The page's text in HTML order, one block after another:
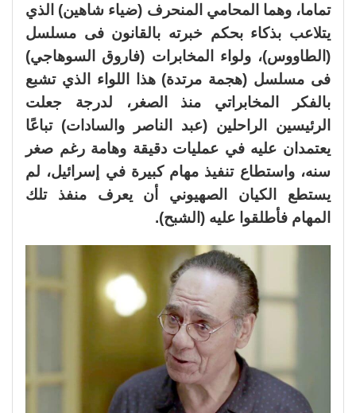
تماما، وهما المحامي المنحرف (ضياء شاهين) الذي
يتلاعب بذكاء بحكم خبرته بالقانون فى مسلسل
(الطاووس)، ولواء المخابرات (فاروق السوهاجي)
فى مسلسل (هجمة مرتدة) هذا اللواء الذي تشبع
بالفكر المخابراتي منذ الصغر، لدرجة جعلت
الرئيسين الراحلين (عبد الناصر والسادات) تباعًا
يعتمدان عليه في عمليات دقيقة وهامة رغم صغر
سنه، واستطاع تنفيذ مهام كبيرة في إسرائيل، لم
يستطع الكيان الصهيوني أن يعرف منفذ تلك
المهام فأطلقوا عليه (الشبح).